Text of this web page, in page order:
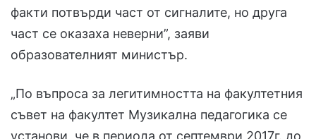
факти потвърди част от сигналите, но друга
част се оказаха неверни”, заяви
образователният министър.
„По въпроса за легитимността на факултетния
съвет на факултет Музикална педагогика се
установи, че в периода от септември 2017г. до